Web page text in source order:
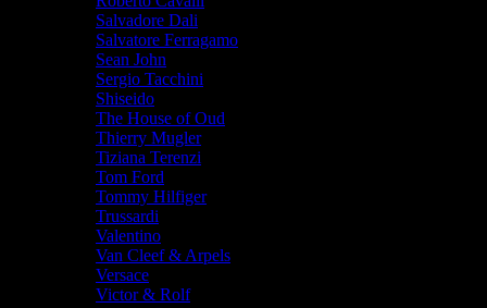
Salvadore Dali
Salvatore Ferragamo
Sean John
Sergio Tacchini
Shiseido
The House of Oud
Thierry Mugler
Tiziana Terenzi
Tom Ford
Tommy Hilfiger
Trussardi
Valentino
Van Cleef & Arpels
Versace
Victor & Rolf